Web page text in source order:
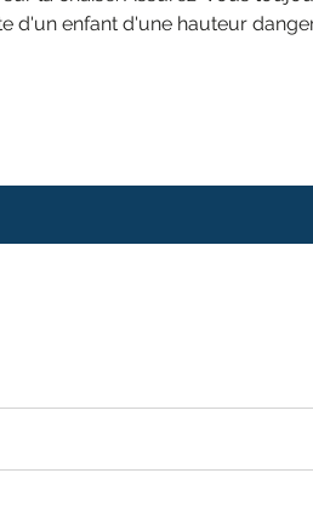
d'un enfant d'une hauteur